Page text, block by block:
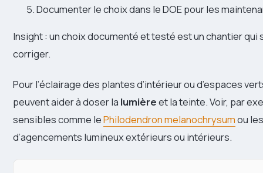
Documenter le choix dans le DOE pour les
Insight : un choix documenté et testé est un chantier
corriger.
Pour l’éclairage des plantes d’intérieur ou d’espaces
peuvent aider à doser la lumièreet la teinte. Voir, par
sensibles comme lePhilodendron melanochrysumou
d’agencements lumineux extérieurs ou intérieurs.